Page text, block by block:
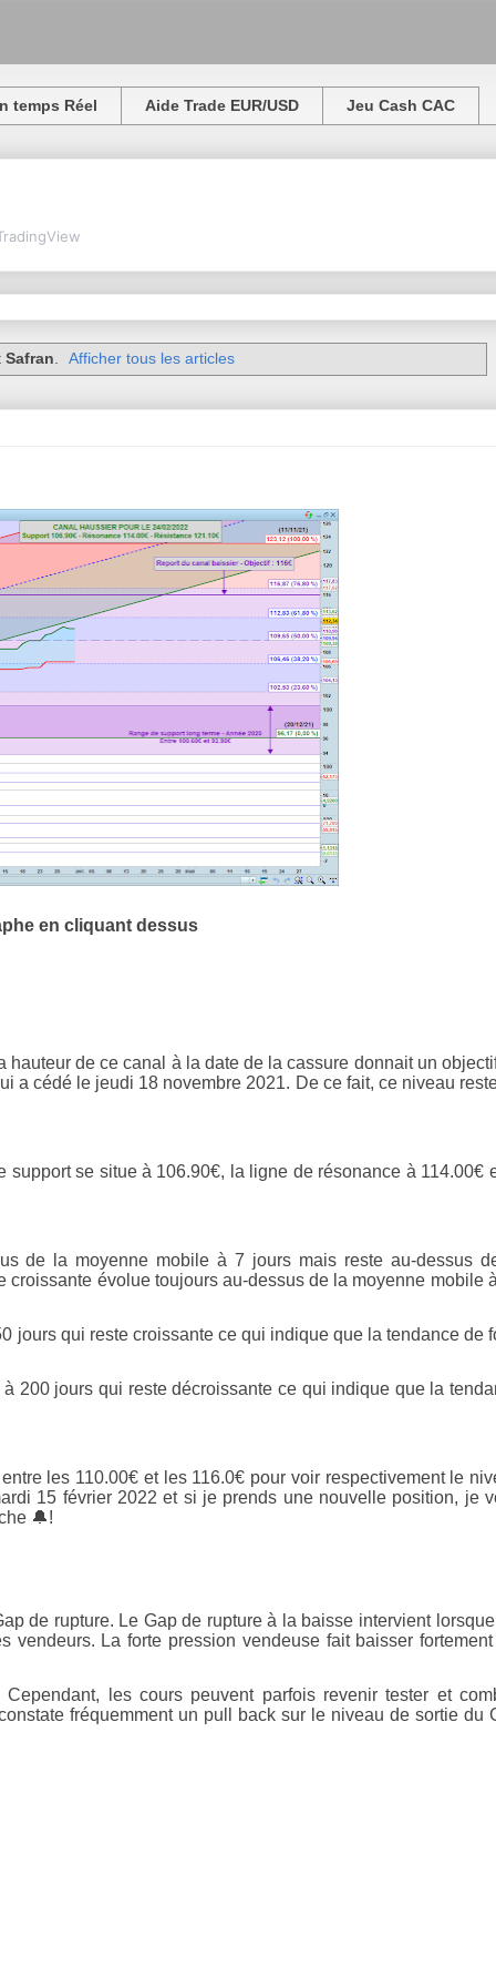
temps Réel Aide Trade EUR/USD Jeu Cash CAC
Safran Afficher tous les articles
en cliquant dessus
de ce canal à la date de la cassure donnait un
a cédé le jeudi 18 novembre 2021. De ce fait, ce niveau
se situe à 106.90€, la ligne de résonance à 114.00€
de la moyenne mobile à 7 jours mais reste au-dessus
évolue toujours au-dessus de la moyenne mobile
jours qui reste croissante ce qui indique que la tendance de
200 jours qui reste décroissante ce qui indique que la
les 110.00€ et les 116.0€ pour voir respectivement le
15 février 2022 et si je prends une nouvelle position, je
🔔!
de rupture. Le Gap de rupture à la baisse intervient
vendeurs. La forte pression vendeuse fait baisser
les cours peuvent parfois revenir tester et
fréquemment un pull back sur le niveau de sortie du